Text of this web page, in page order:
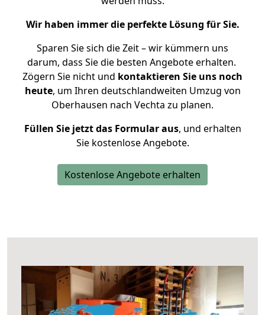
Wir haben immer die perfekte Lösung für Sie.
Sparen Sie sich die Zeit – wir kümmern uns
darum, dass Sie die besten Angebote erhalten.
Zögern Sie nicht und kontaktieren Sie uns noch
heute, um Ihren deutschlandweiten Umzug von
Oberhausen nach Vechta zu planen.
Füllen Sie jetzt das Formular aus, und erhalten
Sie kostenlose Angebote.
Kostenlose Angebote erhalten